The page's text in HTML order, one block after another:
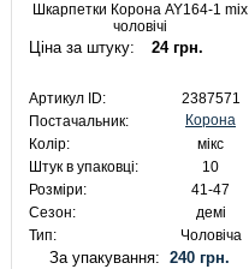
Шкарпетки Корона AY164-1 mix
чоловічі
Ціна за штуку: 24 грн.
Артикул ID:
2387571
Постачальник:
Корона
Колір:
мікс
Штук в упаковці:
10
Розміри:
41-47
Сезон:
демі
Тип:
Чоловіча
За упакування:240 грн.